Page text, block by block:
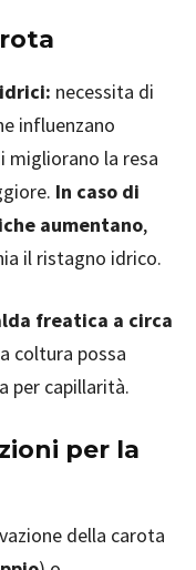
necessita di
influenzano
migliorano la resa
In caso di
aumentano,
il ristagno idrico.
freatica a circa
coltura possa
per capillarità.
per la
della carota